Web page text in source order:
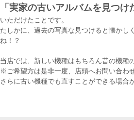
「実家の古いアルバムを見つけ
いただけたことです。
たしかに、過去の写真な見つけると懐かし
ね！？
当店では、新しい機種はもちろん昔の機種
※ご希望方は是非一度、店頭へお問い合わ
さらに古い機種でも直すことができる場合